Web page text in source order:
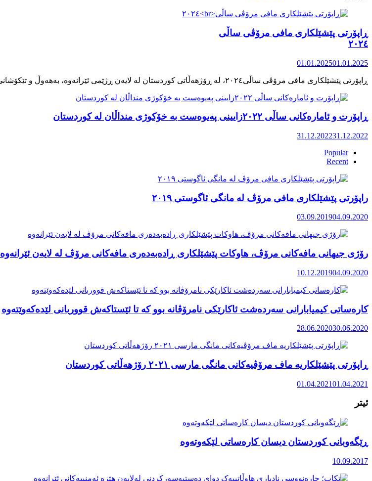
ڕاپۆرتی پێشێلکاری مافی مرۆڤی ساڵی
٢٠٢٤
01.01.202501.01.2025
ڕاپۆرت و ئامارەکانی ساڵی ٢٠٢٢زایینی پەیوەست بە خۆکوژی منداڵان لە کوردستان
31.12.202231.12.2022
Popular
Recent
راپۆرتی پێشێلكاری مافی مرۆڤ له‌ مانگی ئاگوستی ٢٠١٩
03.09.201904.09.2020
رۆژی جیهانی مافەکانی مرۆڤ، هاوکات پێشێلکاری ڕادەبەدەری مافەکانی مرۆڤ لە لایەن ئێرانەوە
10.12.201904.09.2020
کارەساتی کیمیابارانی سەردەشت ئاکارێکی نامرۆڤانە بوو کە تا ئێستاکەش قووربانی لێدەکەوێتەوە
28.06.202030.06.2020
ڕاپۆرتی پێشێلکاریە ماف مرۆڤیەکانی مانگی مارسی ٢٠٢١ رۆژهەڵاتی کوردستان
01.04.202101.04.2021
ئیتر
ڕێگەوبانی کوردستان دیسان کارەساتی لێکەوتەوە
10.09.2017